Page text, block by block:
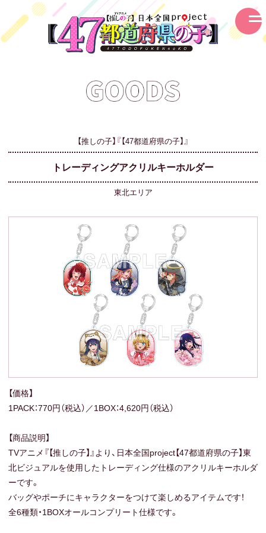
【推しの子】『【47都道府県の子】』
トレーディングアクリルキーホルダー
東北エリア
【価格】
1PACK：770円（税込）／1BOX：4,620円（税込）
【商品説明】
TVアニメ『【推しの子】』より、日本全国project【47都道府県の子】東
北ビジュアルを使用したトレーディング仕様のアクリルキーホルダ
ーです。
バッグやポーチにキャラクターをつけて楽しめるアイテムです！
全6種類・1BOXオールコンプリート仕様です。